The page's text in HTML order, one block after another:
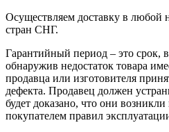
Осуществляем доставку в любой
стран СНГ.
Гарантийный период – это срок,
обнаружив недостаток товара
продавца или изготовителя
дефекта. Продавец должен
будет доказано, что они
покупателем правил